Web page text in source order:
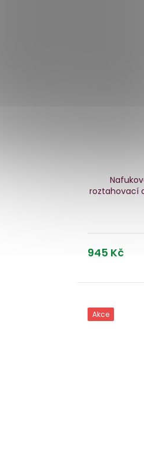
roztahovací
945 Kč
Akce